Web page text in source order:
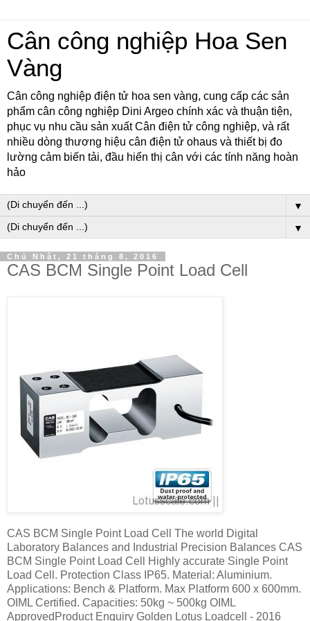
Cân công nghiệp Hoa Sen
Vàng
Cân công nghiệp điện tử hoa sen vàng, cung cấp các sản
phẩm cân công nghiệp Dini Argeo chính xác và thuận tiện,
phục vụ nhu cầu sản xuất Cân điện tử công nghiệp, và rất
nhiều dòng thương hiệu cân điện tử ohaus và thiết bị đo
lường cảm biến tải, đầu hiển thị cân với các tính năng hoàn
hảo
▼
▼
Chủ Nhật, 21 tháng 8, 2016
CAS BCM Single Point Load Cell
CAS BCM Single Point Load Cell The world Digital
Laboratory Balances and Industrial Precision Balances CAS
BCM Single Point Load Cell Highly accurate Single Point
Load Cell. Protection Class IP65. Material: Aluminium.
Applications: Bench & Platform. Max Platform 600 x 600mm.
OIML Certified. Capacities: 50kg ~ 500kg OIML
ApprovedProduct Enquiry Golden Lotus Loadcell - 2016